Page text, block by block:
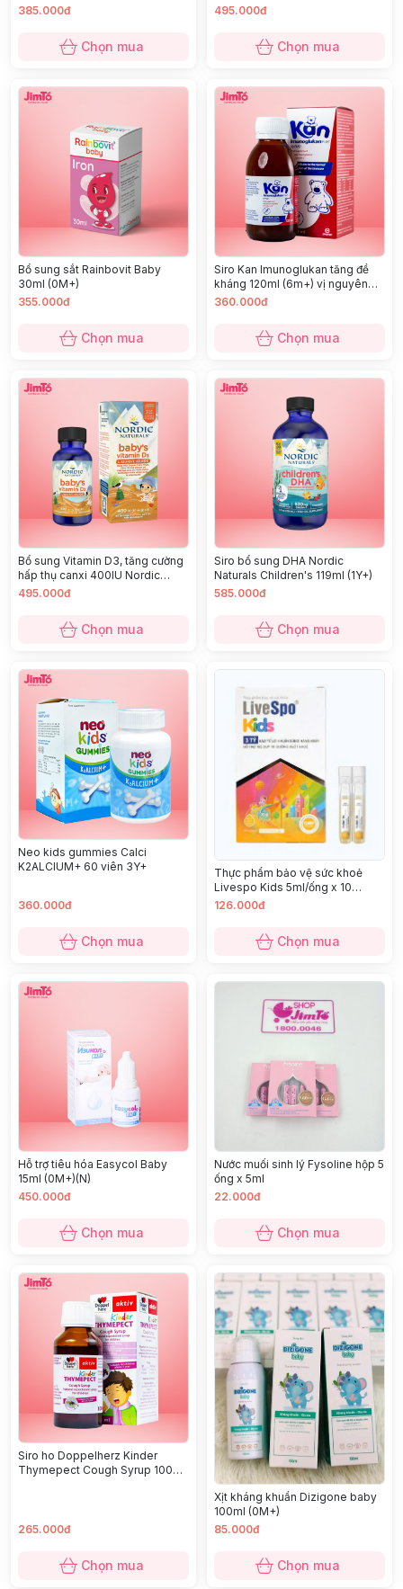
385.000đ
Chọn mua
495.000đ
Chọn mua
Bổ sung sắt Rainbovit Baby
30ml (0M+)
355.000đ
Chọn mua
Siro Kan Imunoglukan tăng đề
kháng 120ml (6m+) vị nguyên
bản
360.000đ
Chọn mua
Bổ sung Vitamin D3, tăng cường
hấp thụ canxi 400IU Nordic
Naturals 22,5ml (0M+)
495.000đ
Chọn mua
Siro bổ sung DHA Nordic
Naturals Children's 119ml (1Y+)
585.000đ
Chọn mua
Neo kids gummies Calci
K2ALCIUM+ 60 viên 3Y+
360.000đ
Chọn mua
Thực phẩm bảo vệ sức khoẻ
Livespo Kids 5ml/ống x 10
ống/hộp ( 2Y+ )
126.000đ
Chọn mua
Hỗ trợ tiêu hóa Easycol Baby
15ml (0M+)(N)
450.000đ
Chọn mua
Nước muối sinh lý Fysoline hộp 5
ống x 5ml
22.000đ
Chọn mua
Siro ho Doppelherz Kinder
Thymepect Cough Syrup 100ml
265.000đ
Chọn mua
Xịt kháng khuẩn Dizigone baby
100ml (0M+)
85.000đ
Chọn mua